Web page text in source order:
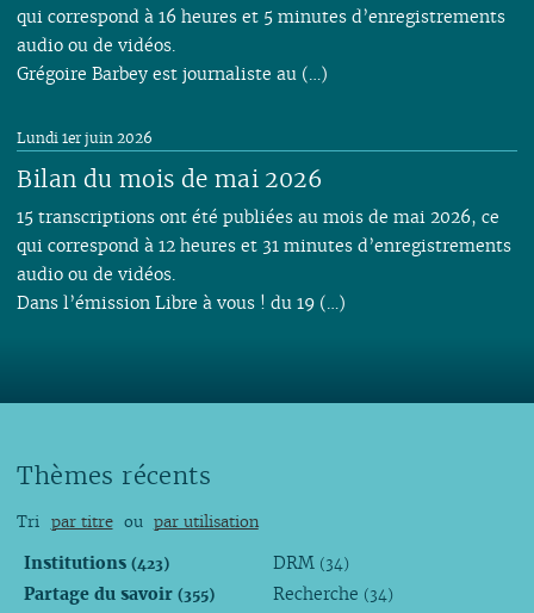
qui correspond à 16 heures et 5 minutes d’enregistrements
audio ou de vidéos.
Grégoire Barbey est journaliste au (…)
Bilan du mois de mai 2026
Lundi 1er juin 2026
15 transcriptions ont été publiées au mois de mai 2026, ce
qui correspond à 12 heures et 31 minutes d’enregistrements
audio ou de vidéos.
Dans l’émission Libre à vous ! du 19 (…)
Thèmes récents
Tri par titre ou par utilisation
Institutions (423)
Partage du savoir (355)
DRM (34)
Recherche (34)